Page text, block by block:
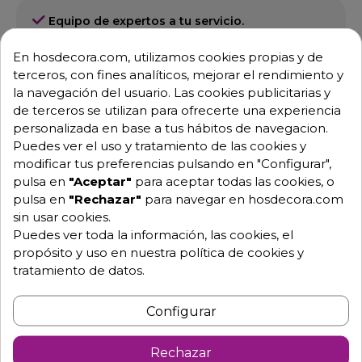
Equipo de expertos a tu servicio.
Pago 100% seguro.
Consulta tus dudas con nosotros.
976 25 59 91
info@hosdecora.com
Hablemos
Pide tu presupuesto
En hosdecora.com, utilizamos cookies propias y de
terceros, con fines analíticos, mejorar el rendimiento y
la navegación del usuario. Las cookies publicitarias y
de terceros se utilizan para ofrecerte una experiencia
personalizada en base a tus hábitos de navegacion.
Puedes ver el uso y tratamiento de las cookies y
modificar tus preferencias pulsando en "Configurar",
pulsa en "Aceptar" para aceptar todas las cookies, o
pulsa en "Rechazar" para navegar en hosdecora.com
sin usar cookies.
Puedes ver toda la información, las cookies, el
propósito y uso en nuestra política de cookies y
tratamiento de datos.
Configurar
Rechazar